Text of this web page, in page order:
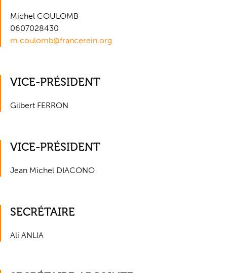
Michel COULOMB
0607028430
m.coulomb@francerein.org
VICE-PRÉSIDENT
Gilbert FERRON
VICE-PRÉSIDENT
Jean Michel DIACONO
SECRÉTAIRE
Ali ANLIA